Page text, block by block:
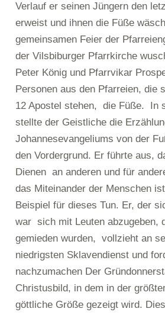
Verlauf er seinen Jüngern den
erweist und ihnen die Füße
gemeinsamen Feier der
der Vilsbiburger Pfarrkirche
Peter König und Pfarrvikar
Personen aus den Pfarreien, die
12 Apostel stehen, die Füße. In
stellte der Geistliche die
Johannesevangeliums von der
den Vordergrund. Er führte aus,
Dienen an anderen und für
das Miteinander der Menschen
Beispiel für dieses Tun. Er, der
war sich mit Leuten abzugeben,
gemieden wurden, vollzieht an
niedrigsten Sklavendienst und
nachzumachen Der
Christusbild, in dem in der
göttliche Größe gezeigt wird.